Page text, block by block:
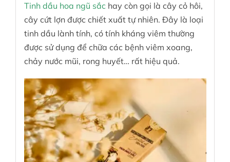
Tinh dầu hoa ngũ sắc hay còn gọi là cây cỏ hôi,
cây cứt lợn được chiết xuất tự nhiên. Đây là loại
tinh dầu lành tính, có tính kháng viêm thường
được sử dụng để chữa các bệnh viêm xoang,
chảy nước mũi, rong huyết… rất hiệu quả.